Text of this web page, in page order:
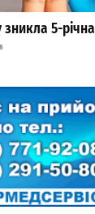
зникла 5-